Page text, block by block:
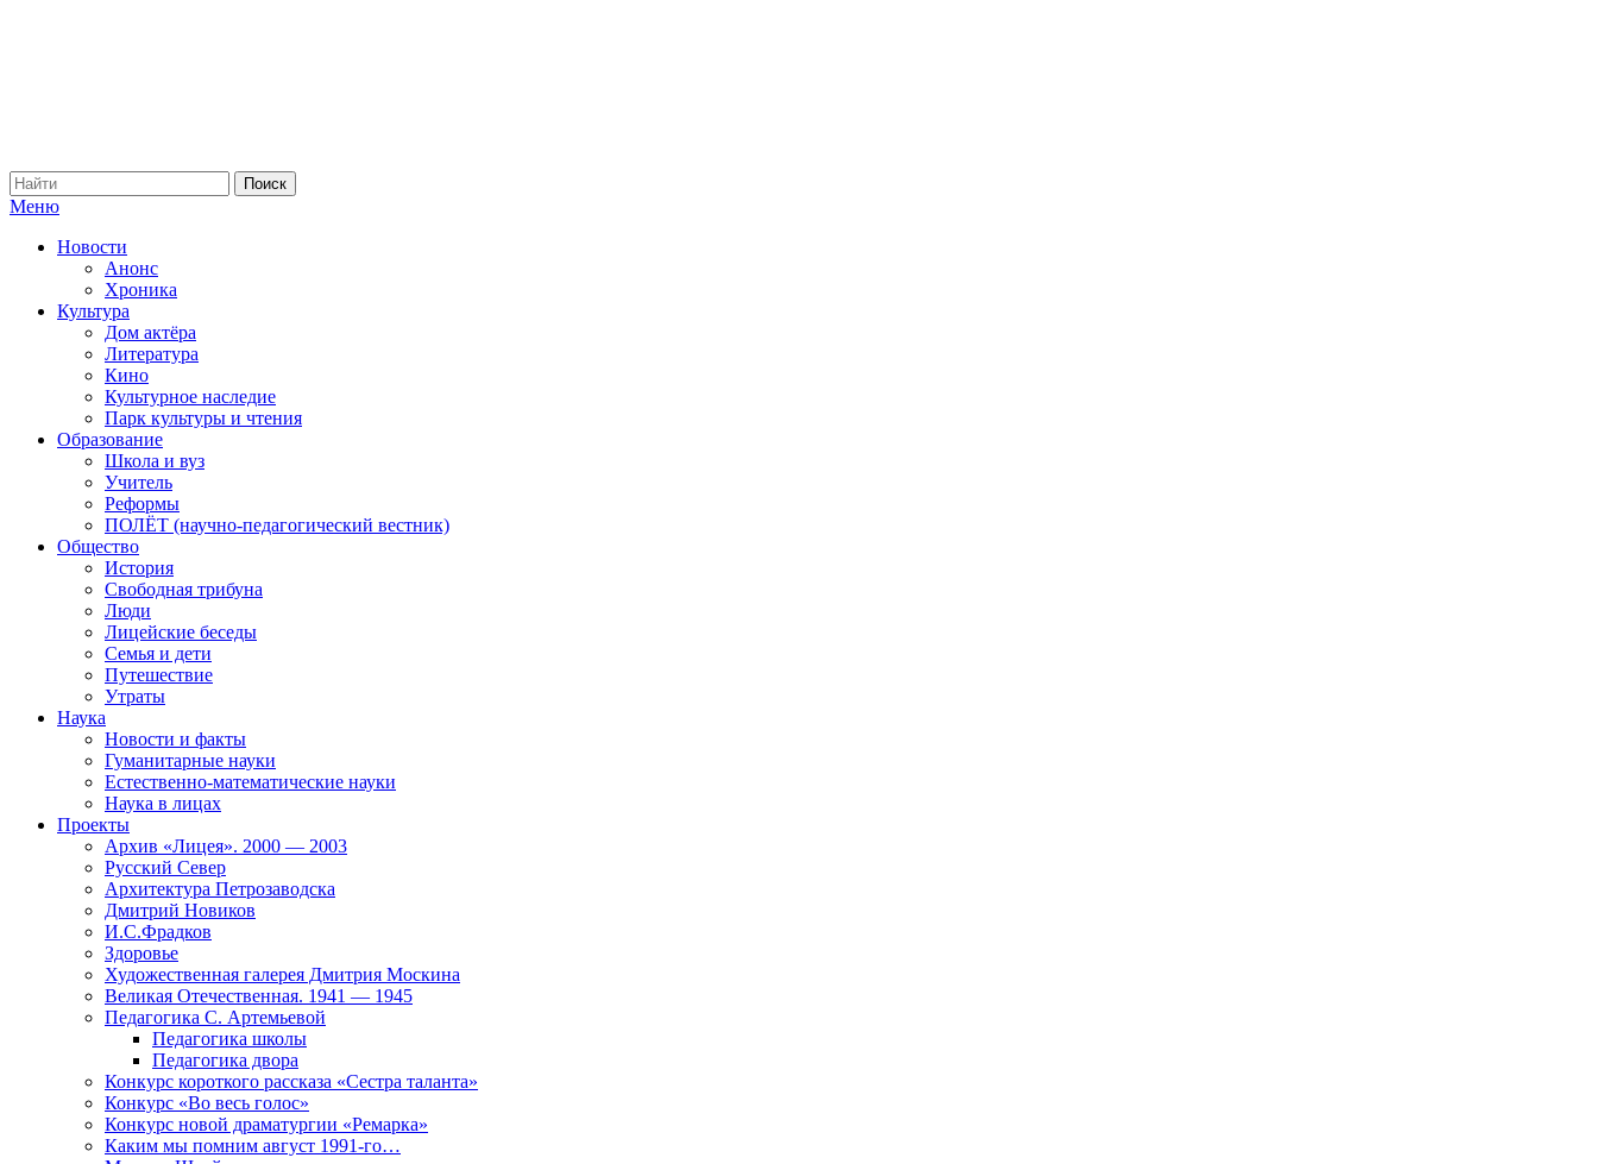
Меню
Новости
Анонс
Хроника
Культура
Дом актёра
Литература
Кино
Культурное наследие
Парк культуры и чтения
Образование
Школа и вуз
Учитель
Реформы
ПОЛЁТ (научно-педагогический вестник)
Общество
История
Свободная трибуна
Люди
Лицейские беседы
Семья и дети
Путешествие
Утраты
Наука
Новости и факты
Гуманитарные науки
Естественно-математические науки
Наука в лицах
Проекты
Архив «Лицея». 2000 — 2003
Русский Север
Архитектура Петрозаводска
Дмитрий Новиков
И.С.Фрадков
Здоровье
Художественная галерея Дмитрия Москина
Великая Отечественная. 1941 — 1945
Педагогика С. Артемьевой
Педагогика школы
Педагогика двора
Конкурс короткого рассказа «Сестра таланта»
Конкурс «Во весь голос»
Конкурс новой драматургии «Ремарка»
Каким мы помним август 1991-го…